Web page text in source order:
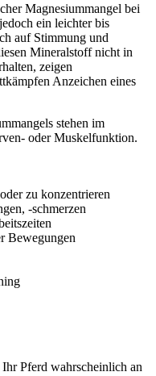
Magnesiummangel bei
ein leichter bis
auf Stimmung und
Mineralstoff nicht in
zeigen
Anzeichen eines
stehen im
oder Muskelfunktion.
zu konzentrieren
-schmerzen
Bewegungen
Pferd wahrscheinlich an